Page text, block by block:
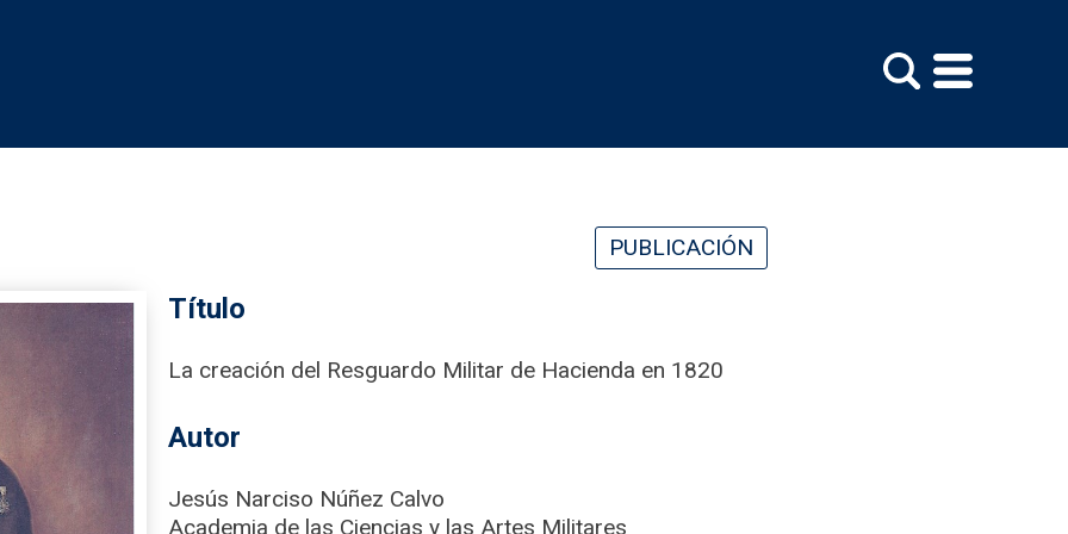
PUBLICACIÓN
Título
La creación del Resguardo Militar de Hacienda en 1820
Autor
Jesús Narciso Núñez Calvo
Academia de las Ciencias y las Artes Militares